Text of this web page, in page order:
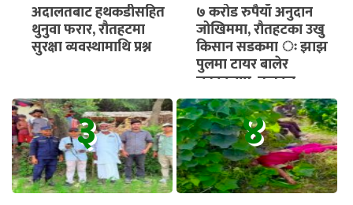
अदालतबाट हथकडीसहित
थुनुवा फरार, रौतहटमा
सुरक्षा व्यवस्थामाथि प्रश्न
७ करोड रुपैयाँ अनुदान
जोखिममा, रौतहटका उखु
किसान सडकमा ः झाझ
पुलमा टायर बालेर
चक्काजाम, तत्काल
भुक्तानी सुनिश्चित गर्न माग
३ ४